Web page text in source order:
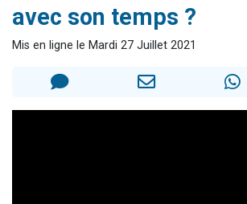
Il reste 49 places pour étudier
12 nouvelles musiques
avec son temps ?
Mis en ligne le Mardi 27 Juillet 2021